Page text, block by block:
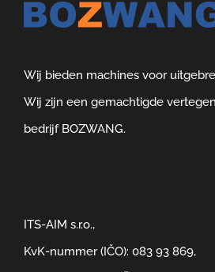
Wij bieden machines voor
Wij zijn een gemachtigde
bedrijf BOZWANG.
ITS-AIM s.r.o.,
KvK-nummer (IČO): 083 93 869,